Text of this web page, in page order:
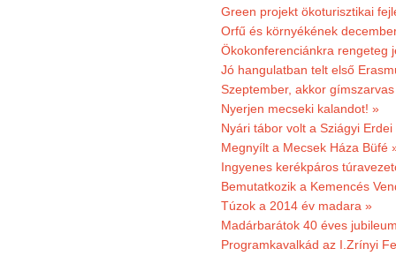
Green projekt ökoturisztikai
Orfű és környékének
Ökokonferenciánkra rengeteg
Jó hangulatban telt első
Szeptember, akkor
Nyerjen mecseki kalandot! »
Nyári tábor volt a Sziágyi
Megnyílt a Mecsek Háza Büfé
Ingyenes kerékpáros
Bemutatkozik a Kemencés
Túzok a 2014 év madara »
Madárbarátok 40 éves
Programkavalkád az I.Zrínyi